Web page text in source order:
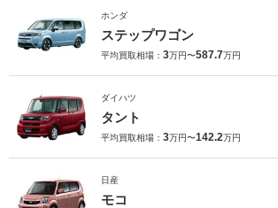
ホンダ
ステップワゴン
平均買取相場： 3万円〜587.7万円
ダイハツ
タント
平均買取相場： 3万円〜142.2万円
日産
モコ